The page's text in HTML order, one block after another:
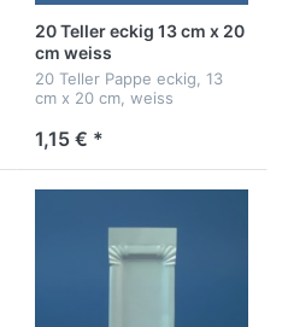
20 Teller eckig 13 cm x 20
cm weiss
20 Teller Pappe eckig, 13
cm x 20 cm, weiss
1,15 € *